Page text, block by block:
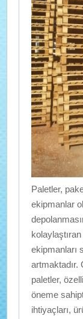
Paletler,
ekipmanlar
ekipmanları
artmaktadır.
paletler,
öneme
ihtiyaçları,